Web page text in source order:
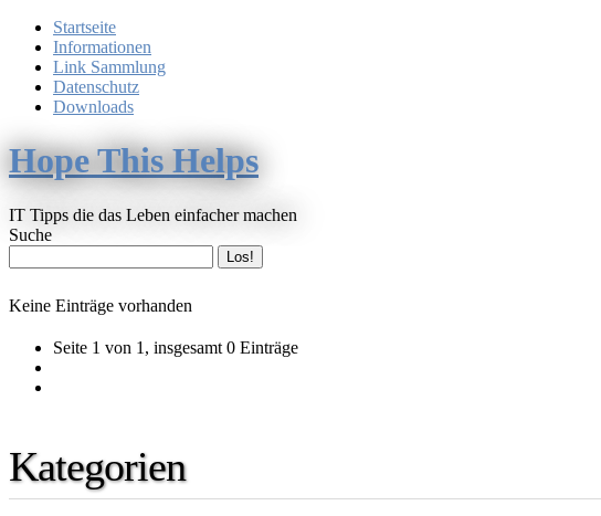
Startseite
Informationen
Link Sammlung
Datenschutz
Downloads
Hope This Helps
IT Tipps die das Leben einfacher machen
Suche
Keine Einträge vorhanden
Seite 1 von 1, insgesamt 0 Einträge
Kategorien